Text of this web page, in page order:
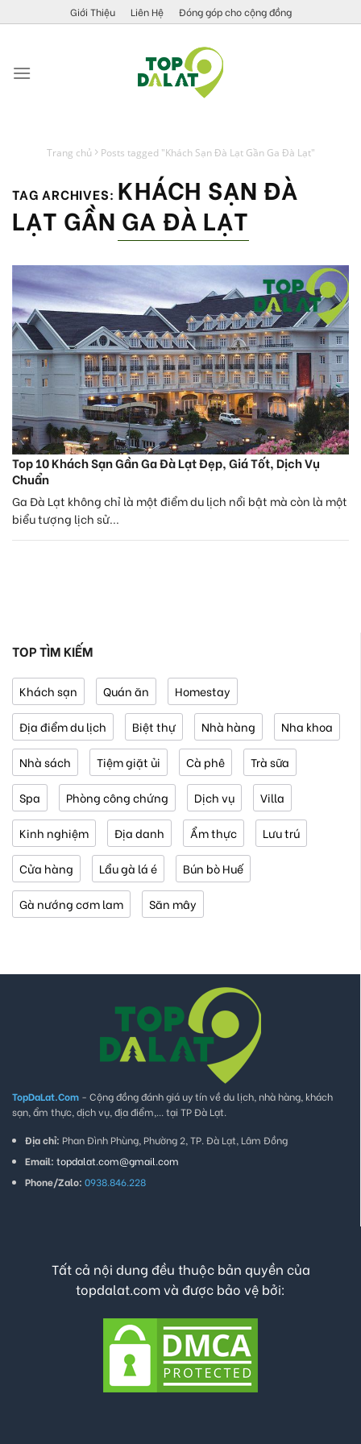
to
Giới Thiệu Liên Hệ Đóng góp cho cộng đồng
Trang chủ Posts tagged "Khách Sạn Đà Lạt Gần Ga Đà Lạt"
TAG ARCHIVES: KHÁCH SẠN ĐÀ
LẠT GẦN GA ĐÀ LẠT
Top 10 Khách Sạn Gần Ga Đà Lạt Đẹp, Giá Tốt, Dịch Vụ
Chuẩn
Ga Đà Lạt không chỉ là một điểm du lịch nổi bật mà còn là một
biểu tượng lịch sử...
TOP TÌM KIẾM
Khách sạn Quán ăn Homestay
Địa điểm du lịch Biệt thự Nhà hàng Nha khoa
Nhà sách Tiệm giặt ủi Cà phê Trà sữa
Spa Phòng công chứng Dịch vụ Villa
Kinh nghiệm Địa danh Ẩm thực Lưu trú
Cửa hàng Lẩu gà lá é Bún bò Huế
Gà nướng cơm lam Săn mây
TopDaLat.Com - Cộng đồng đánh giá uy tín về du lịch, nhà hàng, khách
sạn, ẩm thực, dịch vụ, địa điểm,... tại TP Đà Lạt.
Địa chỉ: Phan Đình Phùng, Phường 2, TP. Đà Lạt, Lâm Đồng
Email: topdalat.com@gmail.com
Phone/Zalo: 0938.846.228
Tất cả nội dung đều thuộc bản quyền của
topdalat.com và được bảo vệ bởi: